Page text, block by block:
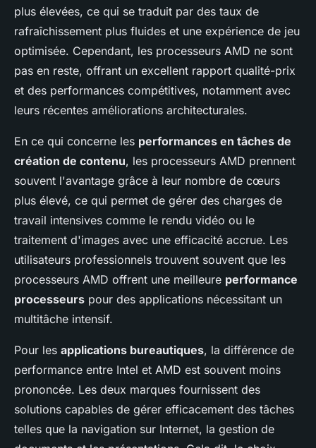
plus élevées, ce qui se traduit par des taux de
rafraîchissement plus fluides et une expérience de jeu
optimisée. Cependant, les processeurs AMD ne sont
pas en reste, offrant un excellent rapport qualité-prix
et des performances compétitives, notamment avec
leurs récentes améliorations architecturales.
En ce qui concerne les performances en tâches de
création de contenu, les processeurs AMD prennent
souvent l'avantage grâce à leur nombre de cœurs
plus élevé, ce qui permet de gérer des charges de
travail intensives comme le rendu vidéo ou le
traitement d'images avec une efficacité accrue. Les
utilisateurs professionnels trouvent souvent que les
processeurs AMD offrent une meilleure performance
processeurs pour des applications nécessitant un
multitâche intensif.
Pour les applications bureautiques, la différence de
performance entre Intel et AMD est souvent moins
prononcée. Les deux marques fournissent des
solutions capables de gérer efficacement des tâches
telles que la navigation sur Internet, la gestion de